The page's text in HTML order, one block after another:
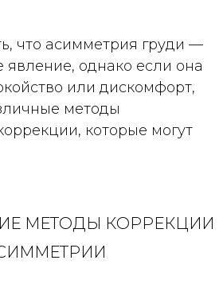
что асимметрия груди —
явление, однако если она
или дискомфорт,
методы
которые могут
МЕТОДЫ КОРРЕКЦИИ